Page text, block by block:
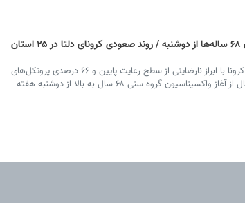
آغاز واکسیناسیون ۶۸ ساله‌ها از دوشنبه / روند صعودی کرونای دلتا در ۲۵ استان
سخنگوی ستاد ملی مقابله با کرونا با ابراز نارضایتی از سطح رعایت پایین و ۶۶ درصدی پروتکل‌های
بهداشتی در کشور، در عین حال از آغاز واکسیناسیون گروه سنی ۶۸ سال به بالا از دوشنبه هفته